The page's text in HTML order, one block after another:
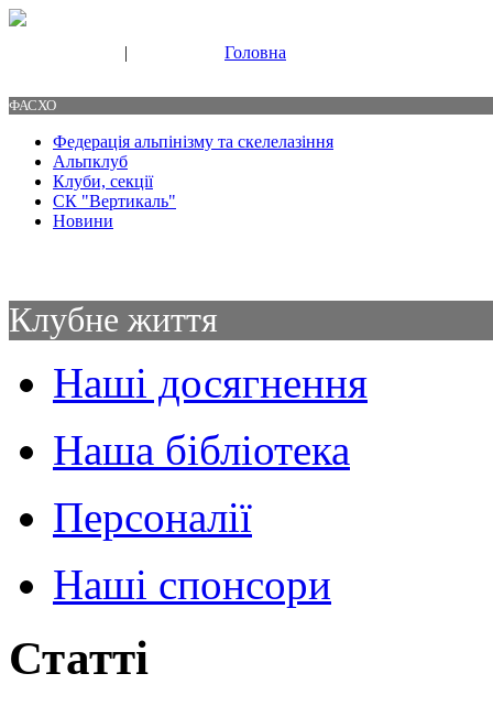
| Головна
ФАСХО
Федерація альпінізму та скелелазіння
Альпклуб
Клуби, секції
СК "Вертикаль"
Новини
Клубне життя
Наші досягнення
Наша бібліотека
Персоналії
Наші спонсори
Статті